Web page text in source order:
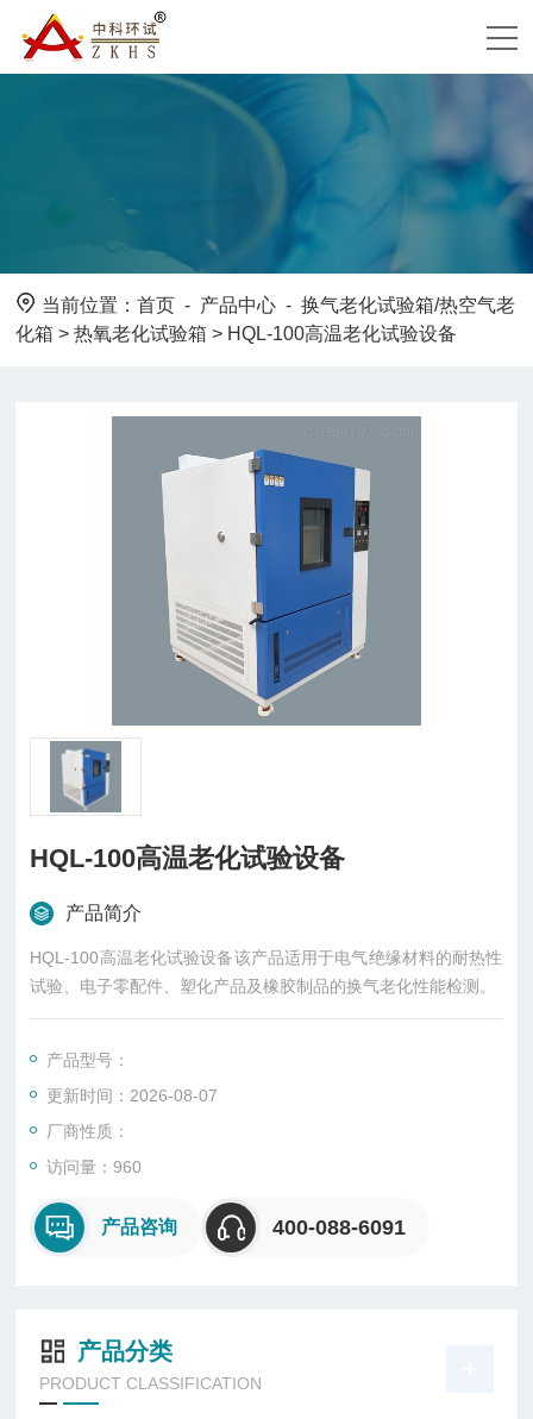
当前位置：首页 - 产品中心 -换气老化试验箱/热空气老
化箱 >热氧老化试验箱 > HQL-100高温老化试验设备
HQL-100高温老化试验设备
产品简介
HQL-100高温老化试验设备该产品适用于电气绝缘材料的耐热性
试验、电子零配件、塑化产品及橡胶制品的换气老化性能检测。
产品型号：
更新时间：2026-08-07
厂商性质：
访问量：960
产品咨询 400-088-6091
产品分类
PRODUCT CLASSIFICATION